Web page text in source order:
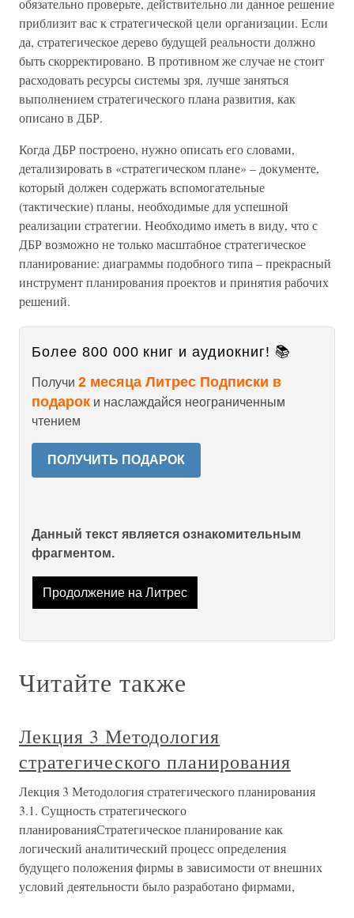
обязательно проверьте, действительно ли данное решение
приблизит вас к стратегической цели организации. Если
да, стратегическое дерево будущей реальности должно
быть скорректировано. В противном же случае не стоит
расходовать ресурсы системы зря, лучше заняться
выполнением стратегического плана развития, как
описано в ДБР.
Когда ДБР построено, нужно описать его словами,
детализировать в «стратегическом плане» – документе,
который должен содержать вспомогательные
(тактические) планы, необходимые для успешной
реализации стратегии. Необходимо иметь в виду, что с
ДБР возможно не только масштабное стратегическое
планирование: диаграммы подобного типа – прекрасный
инструмент планирования проектов и принятия рабочих
решений.
Более 800 000 книг и аудиокниг! 📚
Получи 2 месяца Литрес Подписки в
подарок и наслаждайся неограниченным
чтением
ПОЛУЧИТЬ ПОДАРОК
Данный текст является ознакомительным
фрагментом.
Продолжение на Литрес
Читайте также
Лекция 3 Методология
стратегического планирования
Лекция 3 Методология стратегического планирования
3.1. Сущность стратегического
планированияСтратегическое планирование как
логический аналитический процесс определения
будущего положения фирмы в зависимости от внешних
условий деятельности было разработано фирмами,